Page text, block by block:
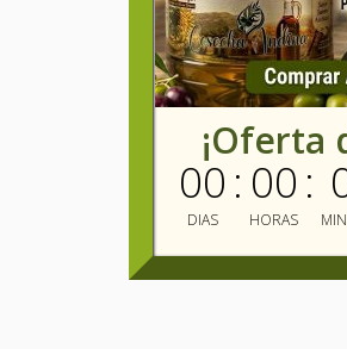
¡Oferta
00
DIAS
: 00
HORAS
: